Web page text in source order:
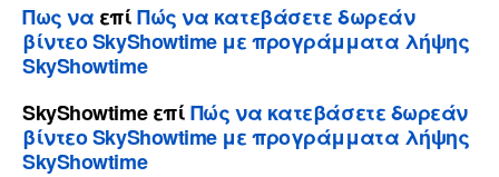
Πως να επίΠώς να κατεβάσετε δωρεάν
βίντεο SkyShowtime με προγράμματα λήψης
SkyShowtime
SkyShowtimeεπίΠώς να κατεβάσετε δωρεάν
βίντεο SkyShowtime με προγράμματα λήψης
SkyShowtime